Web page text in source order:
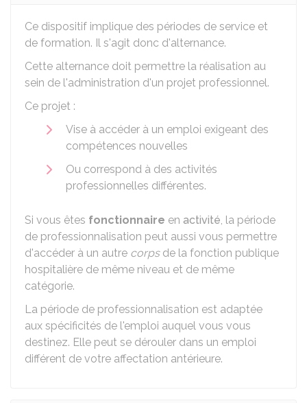
Ce dispositif implique des périodes de service et
de formation. Il s'agit donc d'alternance.
Cette alternance doit permettre la réalisation au
sein de l'administration d'un projet professionnel.
Ce projet :
Vise à accéder à un emploi exigeant des
compétences nouvelles
Ou correspond à des activités
professionnelles différentes.
Si vous êtes fonctionnaire en activité, la période
de professionnalisation peut aussi vous permettre
d'accéder à un autre corpsde la fonction publique
hospitalière de même niveau et de même
catégorie.
La période de professionnalisation est adaptée
aux spécificités de l'emploi auquel vous vous
destinez. Elle peut se dérouler dans un emploi
différent de votre affectation antérieure.